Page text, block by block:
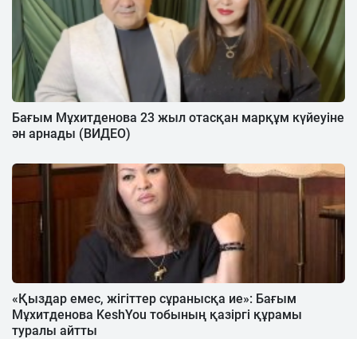
Бағым Мұхитденова 23 жыл отасқан марқұм күйеуіне
ән арнады (ВИДЕО)
«Қыздар емес, жігіттер сұранысқа ие»: Бағым
Мұхитденова KeshYou тобының қазіргі құрамы
туралы айтты